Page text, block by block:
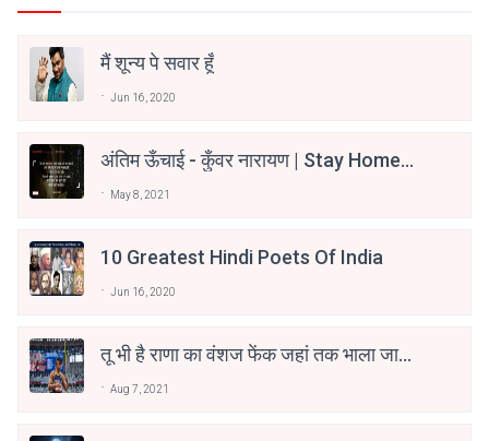
मैं शून्य पे सवार हूँ
Jun 16, 2020
अंतिम ऊँचाई - कुँवर नारायण | Stay Home
May 8, 2021
10 Greatest Hindi Poets Of India
Jun 16, 2020
तू भी है राणा का वंशज फेंक जहां तक भाला जाए:
Aug 7, 2021